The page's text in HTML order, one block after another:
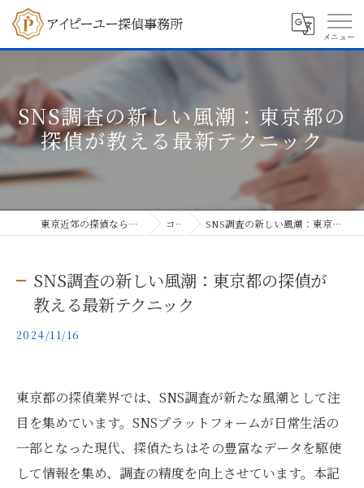
SNS調査の新しい風潮：東京都の
探偵が教える最新テクニック
東京近郊の探偵ならアイピーユー探偵事務所 コラム SNS調査の新しい風潮：東京都の探偵が教える最新テクニック
SNS調査の新しい風潮：東京都の探偵が
教える最新テクニック
2024/11/16
東京都の探偵業界では、SNS調査が新たな風潮として注
目を集めています。SNSプラットフォームが日常生活の
一部となった現代、探偵たちはその豊富なデータを駆使
して情報を集め、調査の精度を向上させています。本記